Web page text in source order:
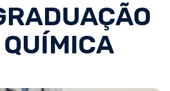
QUÍMICA